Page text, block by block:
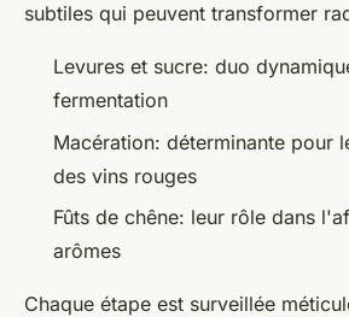
subtiles qui peuvent transformer
Levures et sucre: duo
fermentation
Macération: déterminante pour
des vins rouges
Fûts de chêne: leur rôle dans
arômes
Chaque étape est surveillée